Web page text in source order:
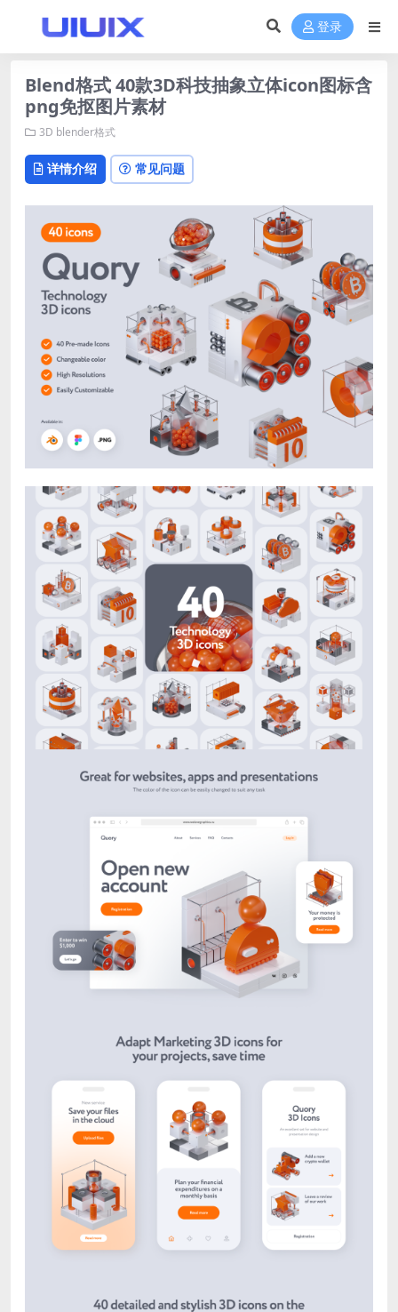
登录
Blend格式 40款3D科技抽象立体icon图标含
png免抠图片素材
3D blender格式
详情介绍 常见问题